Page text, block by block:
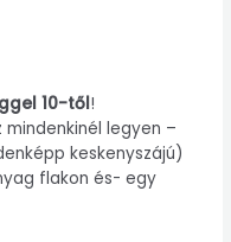
10-től!
legyen –
keskenyszájú)
flakon és- egy